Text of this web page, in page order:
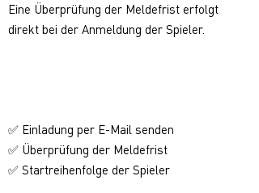
Eine Überprüfung der Meldefrist erfolgt
direkt bei der Anmeldung der Spieler.
✅ Einladung per E-Mail senden
✅ Überprüfung der Meldefrist
✅ Startreihenfolge der Spieler